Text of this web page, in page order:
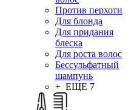
Против перхоти
Для блонда
Для придания
блеска
Для роста волос
Бессульфатный
шампунь
+ ЕЩЕ 7